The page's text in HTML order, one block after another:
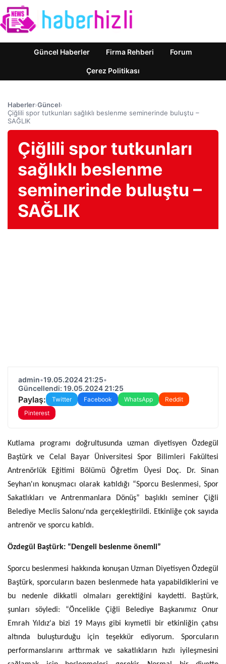
Güncel Haberler Firma Rehberi Forum
Çerez Politikası
Haberler›Güncel›
Çiğlili spor tutkunları sağlıklı beslenme seminerinde buluştu –
SAĞLIK
Çiğlili spor tutkunları
sağlıklı beslenme
seminerinde buluştu –
SAĞLIK
admin•19.05.2024 21:25•
Güncellendi: 19.05.2024 21:25
Paylaş: Twitter Facebook WhatsApp
Reddit
Pinterest
Kutlama programı doğrultusunda uzman diyetisyen Özdegül
Baştürk ve Celal Bayar Üniversitesi Spor Bilimleri Fakültesi
Antrenörlük Eğitimi Bölümü Öğretim Üyesi Doç. Dr. Sinan
Seyhan'ın konuşmacı olarak katıldığı “Sporcu Beslenmesi, Spor
Sakatlıkları ve Antrenmanlara Dönüş” başlıklı seminer Çiğli
Belediye Meclis Salonu'nda gerçekleştirildi. Etkinliğe çok sayıda
antrenör ve sporcu katıldı.
Özdegül Baştürk: “Dengeli beslenme önemli”
Sporcu beslenmesi hakkında konuşan Uzman Diyetisyen Özdegül
Baştürk, sporcuların bazen beslenmede hata yapabildiklerini ve
bu nedenle dikkatli olmaları gerektiğini kaydetti. Baştürk,
şunları söyledi: “Öncelikle Çiğli Belediye Başkanımız Onur
Emrah Yıldız'a bizi 19 Mayıs gibi kıymetli bir etkinliğin çatısı
altında buluşturduğu için teşekkür ediyorum. Sporcuların
performanslarını arttırmak ve sakatlıkların hızlı iyileşmesini